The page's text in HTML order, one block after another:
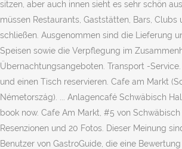
sitzen, aber auch innen sieht es sehr schön
müssen Restaurants, Gaststätten, Bars, Clubs
schließen. Ausgenommen sind die Lieferung
Speisen sowie die Verpflegung im
Übernachtungsangeboten. Transport -
und einen Tisch reservieren. Cafe am Markt
Németország). ... Anlagencafé Schwäbisch
book now. Cafe Am Markt, #5 von
Resenzionen und 20 Fotos. Dieser Meinung
Benutzer von GastroGuide, die eine